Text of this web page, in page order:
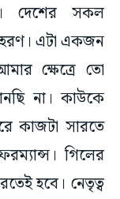
দেশের সকল
এটা একজন
ক্ষেত্রে তো
না। কাউকে
কাজটা সারতে
গিলের
হবে। নেতৃত্ব